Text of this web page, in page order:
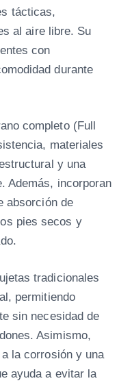
tácticas,
al aire libre. Su
con
durante
completo (Full
materiales
y una
Además, incorporan
absorción de
pies secos y
tradicionales
permitiendo
sin necesidad de
Asimismo,
la corrosión y una
ayuda a evitar la